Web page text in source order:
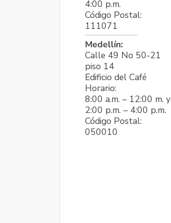
4:00 p.m.
Código Postal:
111071
Medellín:
Calle 49 No 50-21
piso 14
Edificio del Café
Horario:
8:00 a.m. – 12:00 m. y
2:00 p.m. – 4:00 p.m.
Código Postal:
050010